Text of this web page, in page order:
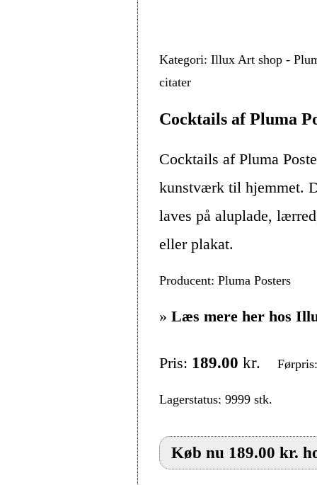
Kategori: Illux Art shop -
citater
Cocktails af Pluma
Cocktails af Pluma
kunstværk til hjemmet.
laves på aluplade,
eller plakat.
Producent: Pluma Posters
» Læs mere her hos
Pris: 189.00 kr.
Lagerstatus: 9999 stk.
Køb nu 189.00 kr.